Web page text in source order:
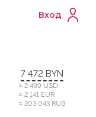
Вход
7 472 BYN
≈ 2 499 USD
≈ 2 141 EUR
≈ 203 043 RUB